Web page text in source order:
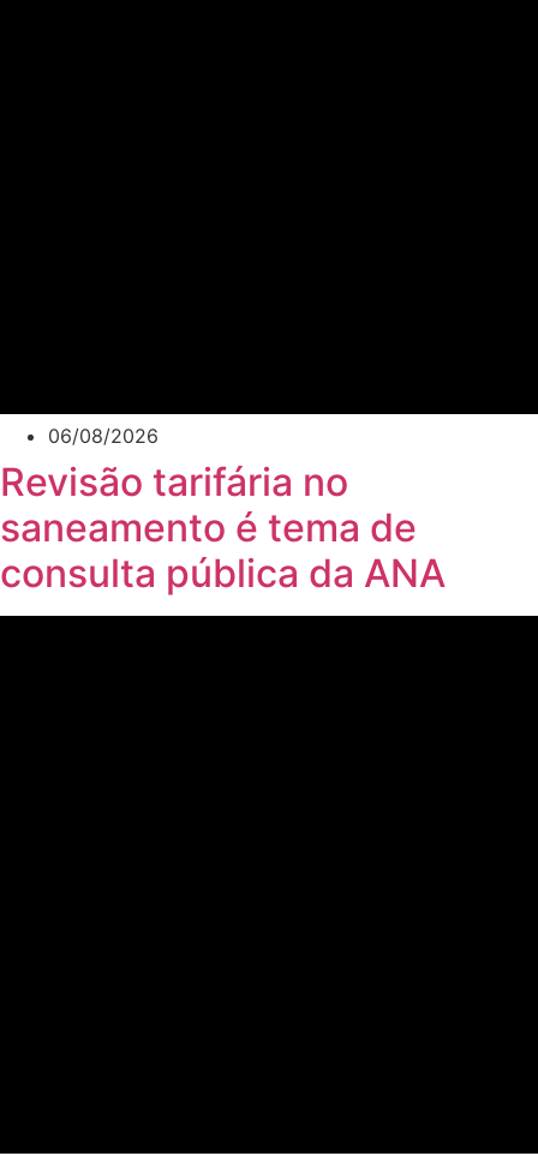
06/08/2026
Revisão tarifária no
saneamento é tema de
consulta pública da ANA